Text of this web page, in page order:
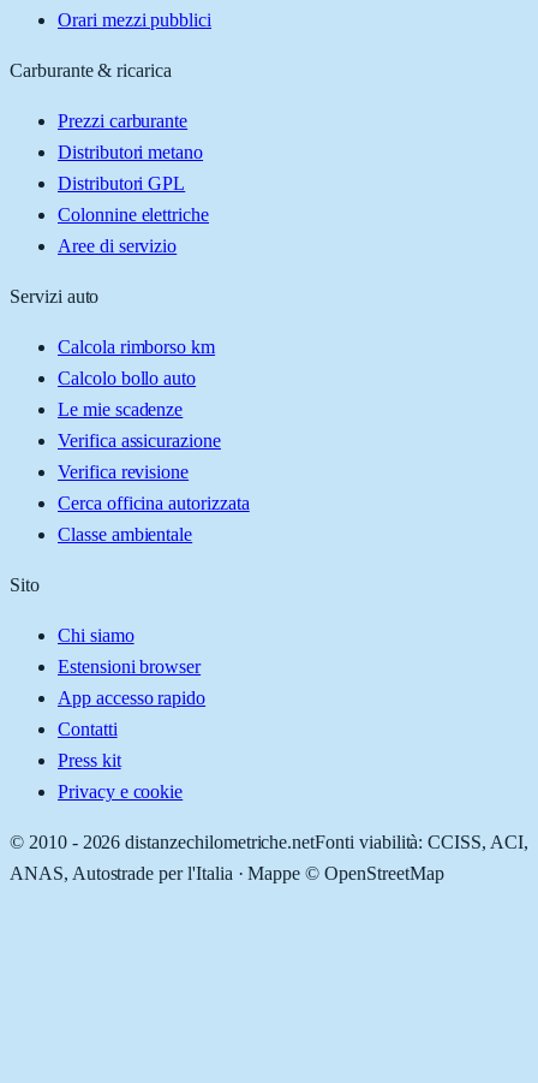
Orari mezzi pubblici
Carburante & ricarica
Prezzi carburante
Distributori metano
Distributori GPL
Colonnine elettriche
Aree di servizio
Servizi auto
Calcola rimborso km
Calcolo bollo auto
Le mie scadenze
Verifica assicurazione
Verifica revisione
Cerca officina autorizzata
Classe ambientale
Sito
Chi siamo
Estensioni browser
App accesso rapido
Contatti
Press kit
Privacy e cookie
© 2010 - 2026 distanzechilometriche.netFonti viabilità: CCISS, ACI,
ANAS, Autostrade per l'Italia · Mappe © OpenStreetMap